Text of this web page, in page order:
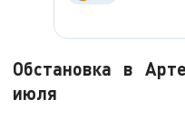
Обстановка в
июля